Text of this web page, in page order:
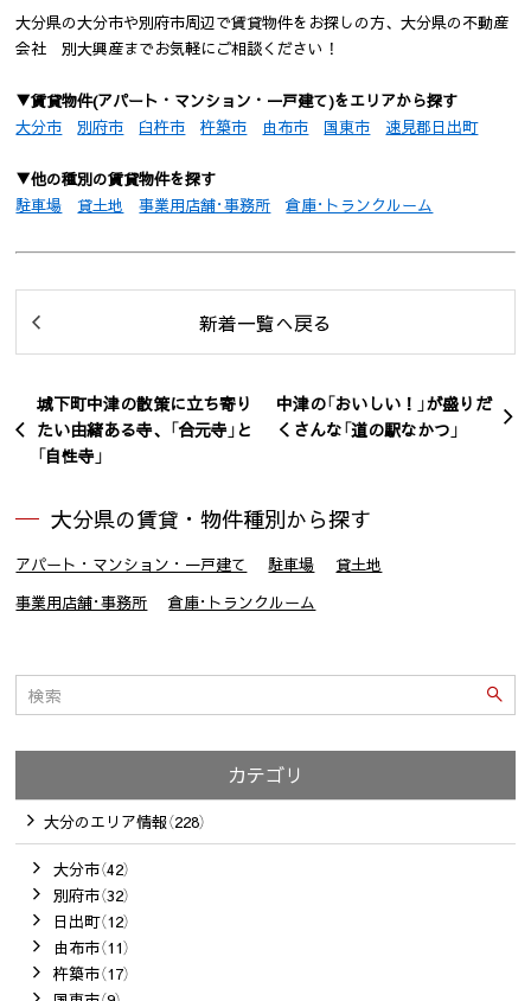
大分県の大分市や別府市周辺で賃貸物件をお探しの方、大分県の不動産
会社 別大興産までお気軽にご相談ください！
▼賃貸物件(アパート・マンション・一戸建て)をエリアから探す
大分市
別府市 臼杵市 杵築市 由布市 国東市 速見郡日出町
▼他の種別の賃貸物件を探す
駐車場
貸土地 事業用店舗･事務所 倉庫･トランクルーム
新着一覧へ戻る
城下町中津の散策に立ち寄り
たい由緒ある寺、「合元寺」と
「自性寺」
中津の「おいしい！」が盛りだ
くさんな「道の駅なかつ」
大分県の賃貸・物件種別から探す
アパート・マンション・一戸建て 駐車場
貸土地
事業用店舗･事務所
倉庫･トランクルーム
カテゴリ
大分のエリア情報（228）
大分市（42）
別府市（32）
日出町（12）
由布市（11）
杵築市（17）